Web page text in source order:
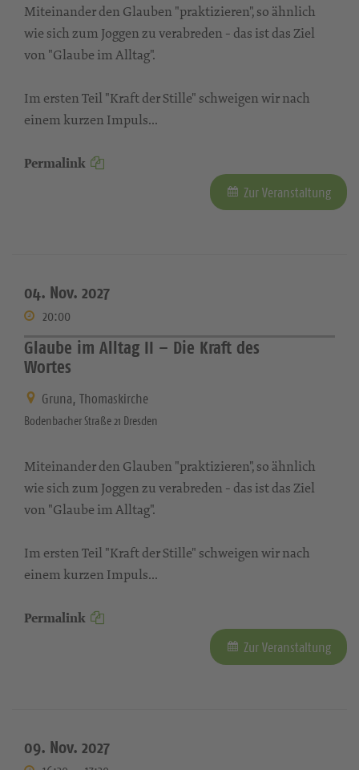
Miteinander den Glauben "praktizieren", so ähnlich
wie sich zum Joggen zu verabreden - das ist das Ziel
von "Glaube im Alltag".
Im ersten Teil "Kraft der Stille" schweigen wir nach
einem kurzen Impuls...
Permalink
Zur Veranstaltung
04. Nov. 2027
20:00
Glaube im Alltag II – Die Kraft des
Wortes
Gruna, Thomaskirche
Bodenbacher Straße 21 Dresden
Miteinander den Glauben "praktizieren", so ähnlich
wie sich zum Joggen zu verabreden - das ist das Ziel
von "Glaube im Alltag".
Im ersten Teil "Kraft der Stille" schweigen wir nach
einem kurzen Impuls...
Permalink
Zur Veranstaltung
09. Nov. 2027